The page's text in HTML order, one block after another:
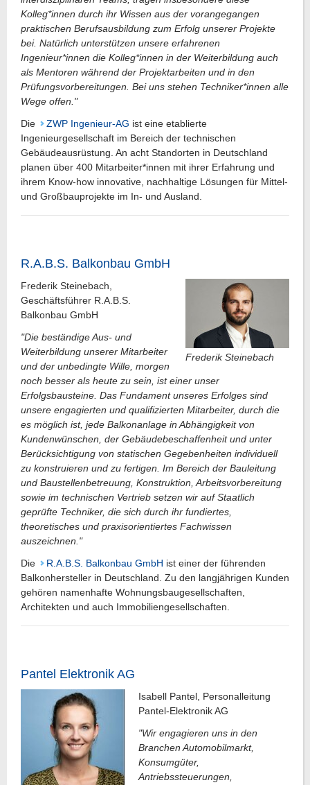
Kolleg*innen durch ihr Wissen aus der vorangegangen
praktischen Berufsausbildung zum Erfolg unserer Projekte
bei. Natürlich unterstützen unsere erfahrenen
Ingenieur*innen die Kolleg*innen in der Weiterbildung auch
als Mentoren während der Projektarbeiten und in den
Prüfungsvorbereitungen. Bei uns stehen Techniker*innen alle
Wege offen."
Die
ZWP Ingenieur-AG ist eine etablierte
Ingenieurgesellschaft im Bereich der technischen
Gebäudeausrüstung. An acht Standorten in Deutschland
planen über 400 Mitarbeiter*innen mit ihrer Erfahrung und
ihrem Know-how innovative, nachhaltige Lösungen für Mittel-
und Großbauprojekte im In- und Ausland.
R.A.B.S. Balkonbau GmbH
Frederik Steinebach
Frederik Steinebach,
Geschäftsführer R.A.B.S.
Balkonbau GmbH
"Die beständige Aus- und
Weiterbildung unserer Mitarbeiter
und der unbedingte Wille, morgen
noch besser als heute zu sein, ist einer unser
Erfolgsbausteine. Das Fundament unseres Erfolges sind
unsere engagierten und qualifizierten Mitarbeiter, durch die
es möglich ist, jede Balkonanlage in Abhängigkeit von
Kundenwünschen, der Gebäudebeschaffenheit und unter
Berücksichtigung von statischen Gegebenheiten individuell
zu konstruieren und zu fertigen. Im Bereich der Bauleitung
und Baustellenbetreuung, Konstruktion, Arbeitsvorbereitung
sowie im technischen Vertrieb setzen wir auf Staatlich
geprüfte Techniker, die sich durch ihr fundiertes,
theoretisches und praxisorientiertes Fachwissen
auszeichnen."
Die
R.A.B.S. Balkonbau GmbH ist einer der führenden
Balkonhersteller in Deutschland. Zu den langjährigen Kunden
gehören namenhafte Wohnungsbaugesellschaften,
Architekten und auch Immobiliengesellschaften.
Pantel Elektronik AG
Isabell Pantel, Personalleitung
Pantel-Elektronik AG
"Wir engagieren uns in den
Branchen Automobilmarkt,
Konsumgüter,
Antriebssteuerungen,